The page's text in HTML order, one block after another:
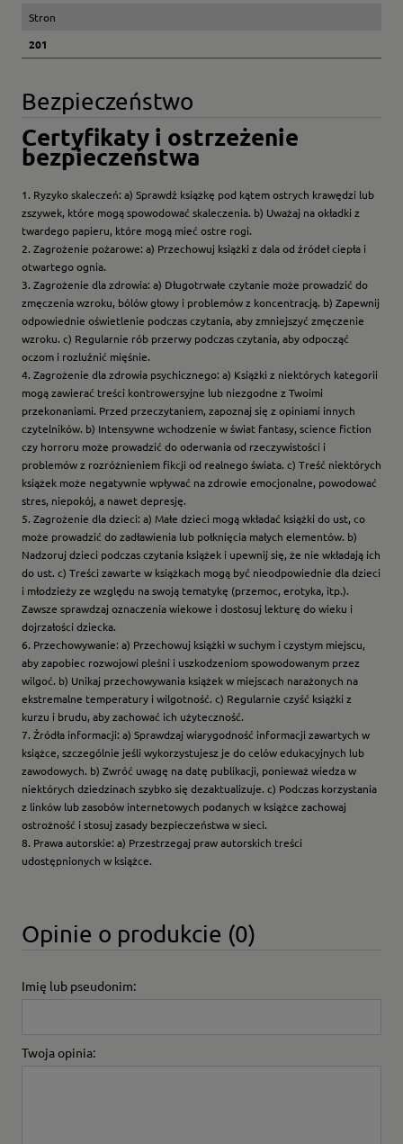
Stron
201
Bezpieczeństwo
Certyfikaty i ostrzeżenie
bezpieczeństwa
1. Ryzyko skaleczeń: a) Sprawdź książkę pod kątem ostrych krawędzi lub
zszywek, które mogą spowodować skaleczenia. b) Uważaj na okładki z
twardego papieru, które mogą mieć ostre rogi.
2. Zagrożenie pożarowe: a) Przechowuj książki z dala od źródeł ciepła i
otwartego ognia.
3. Zagrożenie dla zdrowia: a) Długotrwałe czytanie może prowadzić do
zmęczenia wzroku, bólów głowy i problemów z koncentracją. b) Zapewnij
odpowiednie oświetlenie podczas czytania, aby zmniejszyć zmęczenie
wzroku. c) Regularnie rób przerwy podczas czytania, aby odpocząć
oczom i rozluźnić mięśnie.
4. Zagrożenie dla zdrowia psychicznego: a) Książki z niektórych kategorii
mogą zawierać treści kontrowersyjne lub niezgodne z Twoimi
przekonaniami. Przed przeczytaniem, zapoznaj się z opiniami innych
czytelników. b) Intensywne wchodzenie w świat fantasy, science fiction
czy horroru może prowadzić do oderwania od rzeczywistości i
problemów z rozróżnieniem fikcji od realnego świata. c) Treść niektórych
książek może negatywnie wpływać na zdrowie emocjonalne, powodować
stres, niepokój, a nawet depresję.
5. Zagrożenie dla dzieci: a) Małe dzieci mogą wkładać książki do ust, co
może prowadzić do zadławienia lub połknięcia małych elementów. b)
Nadzoruj dzieci podczas czytania książek i upewnij się, że nie wkładają ich
do ust. c) Treści zawarte w książkach mogą być nieodpowiednie dla dzieci
i młodzieży ze względu na swoją tematykę (przemoc, erotyka, itp.).
Zawsze sprawdzaj oznaczenia wiekowe i dostosuj lekturę do wieku i
dojrzałości dziecka.
6. Przechowywanie: a) Przechowuj książki w suchym i czystym miejscu,
aby zapobiec rozwojowi pleśni i uszkodzeniom spowodowanym przez
wilgoć. b) Unikaj przechowywania książek w miejscach narażonych na
ekstremalne temperatury i wilgotność. c) Regularnie czyść książki z
kurzu i brudu, aby zachować ich użyteczność.
7. Źródła informacji: a) Sprawdzaj wiarygodność informacji zawartych w
książce, szczególnie jeśli wykorzystujesz je do celów edukacyjnych lub
zawodowych. b) Zwróć uwagę na datę publikacji, ponieważ wiedza w
niektórych dziedzinach szybko się dezaktualizuje. c) Podczas korzystania
z linków lub zasobów internetowych podanych w książce zachowaj
ostrożność i stosuj zasady bezpieczeństwa w sieci.
8. Prawa autorskie: a) Przestrzegaj praw autorskich treści
udostępnionych w książce.
Opinie o produkcie (0)
Imię lub pseudonim:
Twoja opinia: